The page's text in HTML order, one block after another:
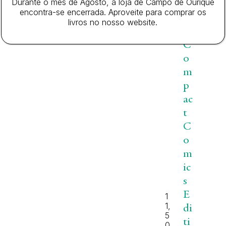
1
1,
5
n
a
:
D
C
o
m
p
ac
t
C
o
m
ic
s
E
di
ti
Durante o mês de Agosto, a loja de Campo de Ourique
encontra-se encerrada. Aproveite para comprar os
livros no nosso website.